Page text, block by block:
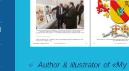
Author & illustrator of